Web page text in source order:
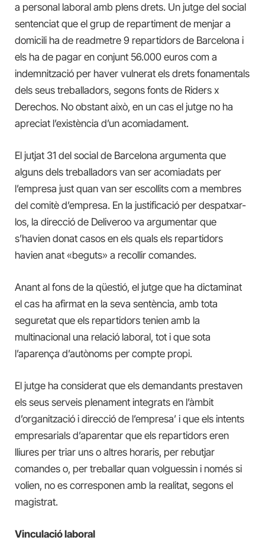
a personal laboral amb plens drets. Un jutge del social
sentenciat que el grup de repartiment de menjar a
domicili ha de readmetre 9 repartidors de Barcelona i
els ha de pagar en conjunt 56.000 euros com a
indemnització per haver vulnerat els drets fonamentals
dels seus treballadors, segons fonts de Riders x
Derechos. No obstant això, en un cas el jutge no ha
apreciat l’existència d’un acomiadament.
El jutjat 31 del social de Barcelona argumenta que
alguns dels treballadors van ser acomiadats per
l’empresa just quan van ser escollits com a membres
del comitè d’empresa. En la justificació per despatxar-
los, la direcció de Deliveroo va argumentar que
s’havien donat casos en els quals els repartidors
havien anat «beguts» a recollir comandes.
Anant al fons de la qüestió, el jutge que ha dictaminat
el cas ha afirmat en la seva sentència, amb tota
seguretat que els repartidors tenien amb la
multinacional una relació laboral, tot i que sota
l’aparença d’autònoms per compte propi.
El jutge ha considerat que els demandants prestaven
els seus serveis plenament integrats en l’àmbit
d’organització i direcció de l’empresa’ i que els intents
empresarials d’aparentar que els repartidors eren
lliures per triar uns o altres horaris, per rebutjar
comandes o, per treballar quan volguessin i només si
volien, no es corresponen amb la realitat, segons el
magistrat.
Vinculació laboral